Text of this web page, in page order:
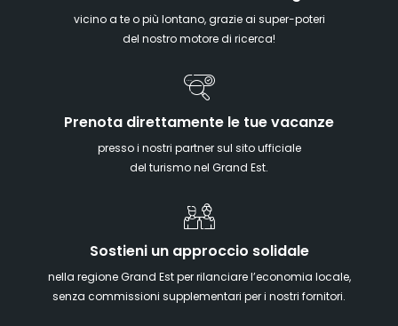
vicino a te o più lontano, grazie ai super-poteri
del nostro motore di ricerca!
Prenota direttamente le tue vacanze
presso i nostri partner sul sito ufficiale
del turismo nel Grand Est.
Sostieni un approccio solidale
nella regione Grand Est per rilanciare l’economia locale,
senza commissioni supplementari per i nostri fornitori.